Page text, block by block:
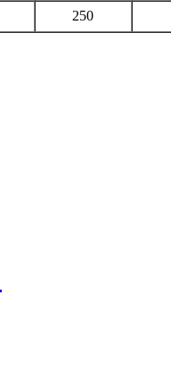
250